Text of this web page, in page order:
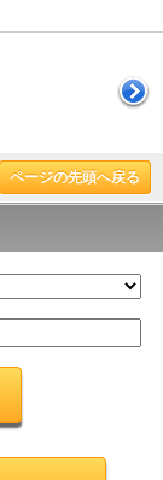
ページの先頭へ戻る